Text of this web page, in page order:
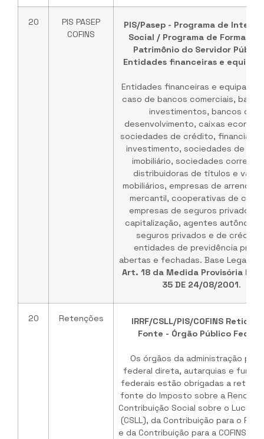
20
PIS PASEP
COFINS
PIS/Pasep - Programa de
Social / Programa de Formação
Patrimônio do Servidor
Entidades financeiras e
Entidades financeiras e
caso de bancos comerciais,
investimentos, bancos de
desenvolvimento, caixas
sociedades de crédito,
investimento, sociedades de
imobiliário, sociedades
distribuidoras de títulos e
mobiliários, empresas de
mercantil, cooperativas de
empresas de seguros privados e
capitalização, agentes
seguros privados e de crédito
entidades de previdência
abertas e fechadas. Base Legal:
Art. 18 da Medida Provisória Nº
35 DE 24/08/2001.
20 Retenções
IRRF/CSLL/PIS/COFINS Retidos
Fonte - Órgão Público
Os órgãos da administração
federal direta, autarquias e
federais estão obrigadas a
fonte do Imposto sobre a Renda
Contribuição Social sobre o Lucro
(CSLL), da Contribuição para o PIS/
e da Contribuição para a COFINS